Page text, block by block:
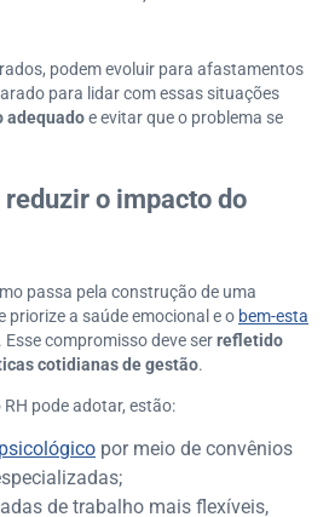
podem evoluir para afastamentos
para lidar com essas situações
adequadoe evitar que o problema se
o impacto do
passa pela construção de uma
a saúde emocional e o bem-esta
compromisso deve serrefletido
cotidianas de gestão.
pode adotar, estão:
psicológico por meio de convênios
de trabalho mais flexíveis,